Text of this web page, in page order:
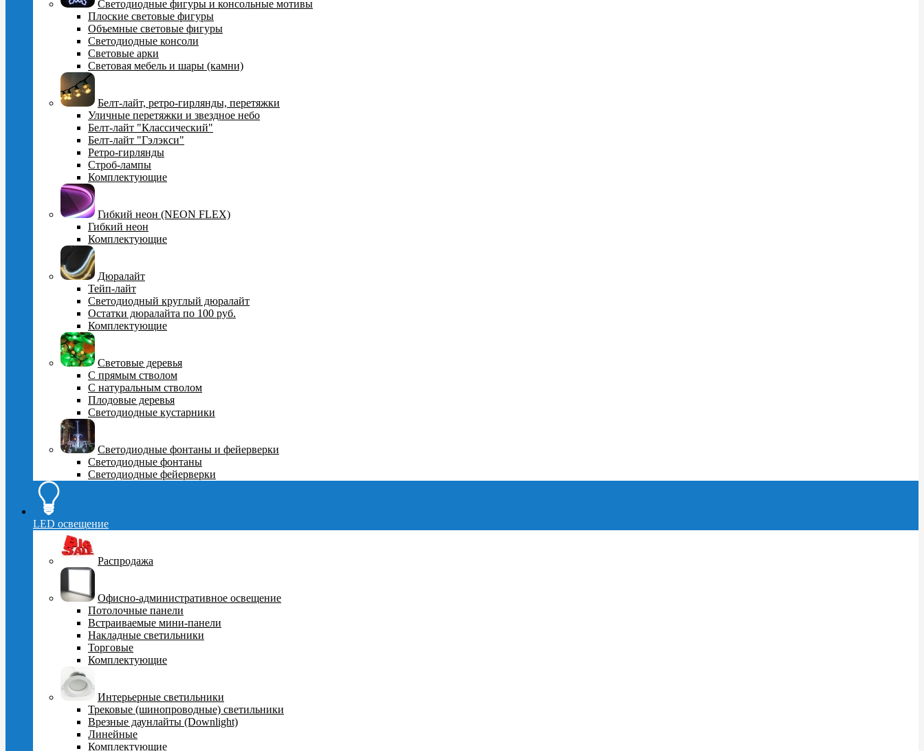
Cветодиодные фигуры и консольные мотивы
Плоские световые фигуры
Объемные световые фигуры
Светодиодные консоли
Световые арки
Световая мебель и шары (камни)
Белт-лайт, ретро-гирлянды, перетяжки
Уличные перетяжки и звездное небо
Белт-лайт "Классический"
Белт-лайт "Гэлэкси"
Ретро-гирлянды
Строб-лампы
Комплектующие
Гибкий неон (NEON FLEX)
Гибкий неон
Комплектующие
Дюралайт
Тейп-лайт
Светодиодный круглый дюралайт
Остатки дюралайта по 100 руб.
Комплектующие
Световые деревья
С прямым стволом
С натуральным стволом
Плодовые деревья
Светодиодные кустарники
Светодиодные фонтаны и фейерверки
Светодиодные фонтаны
Светодиодные фейерверки
LED освещение
Распродажа
Офисно-административное освещение
Потолочные панели
Встраиваемые мини-панели
Накладные светильники
Торговые
Комплектующие
Интерьерные светильники
Трековые (шинопроводные) светильники
Врезные даунлайты (Downlight)
Линейные
Комплектующие